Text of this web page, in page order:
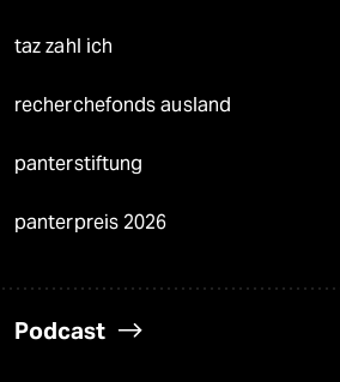
taz zahl ich
recherchefonds ausland
panterstiftung
panterpreis 2026
Podcast